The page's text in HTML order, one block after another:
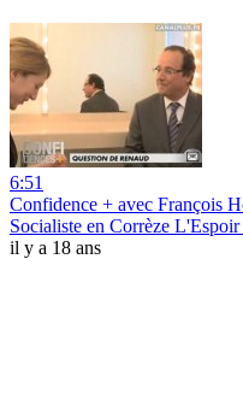
6:51
Confidence + avec François
Socialiste en Corrèze
il y a 18 ans